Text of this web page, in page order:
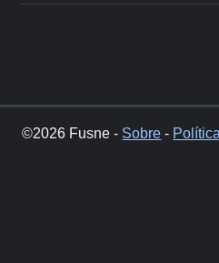
©2026 Fusne - Sobre -